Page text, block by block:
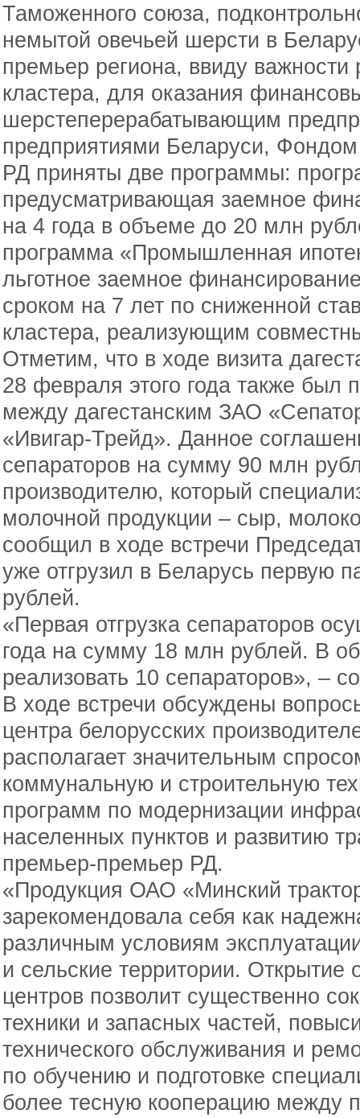
Таможенного союза,
немытой овечьей шерсти в
премьер региона, ввиду важности
кластера, для оказания
шерстеперерабатывающим
предприятиями Беларуси,
РД приняты две программы:
предусматривающая заемное
на 4 года в объеме до 20 млн
программа «Промышленная
льготное заемное
сроком на 7 лет по сниженной
кластера, реализующим
Отметим, что в ходе визита
28 февраля этого года также был
между дагестанским ЗАО
«Ивигар-Трейд». Данное
сепараторов на сумму 90 млн
производителю, который
молочной продукции – сыр,
сообщил в ходе встречи
уже отгрузил в Беларусь первую
рублей.
«Первая отгрузка сепараторов
года на сумму 18 млн рублей. В
реализовать 10 сепараторов», –
В ходе встречи обсуждены
центра белорусских
располагает значительным
коммунальную и строительную
программ по модернизации
населенных пунктов и развитию
премьер-премьер РД.
«Продукция ОАО «Минский
зарекомендовала себя как
различным условиям
и сельские территории.
центров позволит существенно
техники и запасных частей,
технического обслуживания и
по обучению и подготовке
более тесную кооперацию между